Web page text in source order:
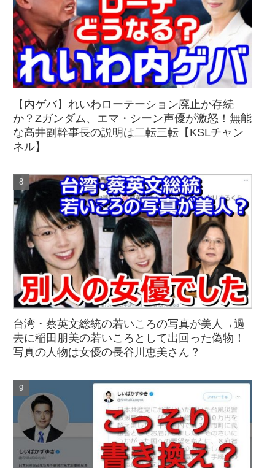
【内ゲバ】れいわローテーション廃止か存続
か？Zガンダム、エマ・シーン声優が激怒！無能
な高井副幹事長の説明は二転三転【KSLチャン
ネル】
台湾・蔡英文総統の若いころの写真が美人→過
去に稲田朋美の若いころとして出回った偽物！
写真の人物は女優の長谷川恵美さん？